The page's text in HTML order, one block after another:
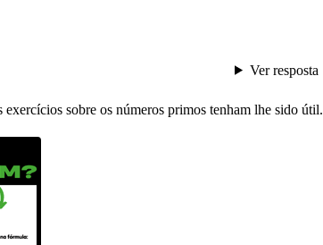
Ver resposta
sobre os números primos tenham lhe sido útil.